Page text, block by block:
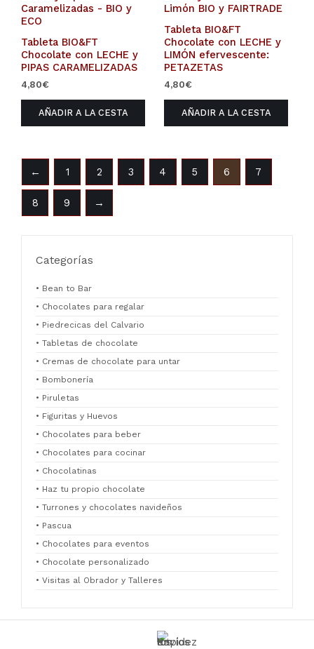
Categorías
• Bean to Bar
• Chocolates para regalar
• Piedrecicas del Calvario
• Tabletas de chocolate
• Cremas de chocolate para untar
• Bombonería
• Piruletas
• Figuritas y Huevos
• Chocolates para beber
• Chocolates para cocinar
• Chocolatinas
• Haz tu propio chocolate
• Turrones y chocolates navideños
• Pascua
• Chocolates para eventos
• Chocolate personalizado
• Visitas al Obrador y Talleres
Tableta BIO&FT
Chocolate con LECHE y
PIPAS CARAMELIZADAS
4,80€
AÑADIR A LA CESTA
Tableta BIO&FT
Chocolate con LECHE y
LIMÓN efervescente:
PETAZETAS
4,80€
AÑADIR A LA CESTA
← 1 2 3 4 5 6 7
8 9 →